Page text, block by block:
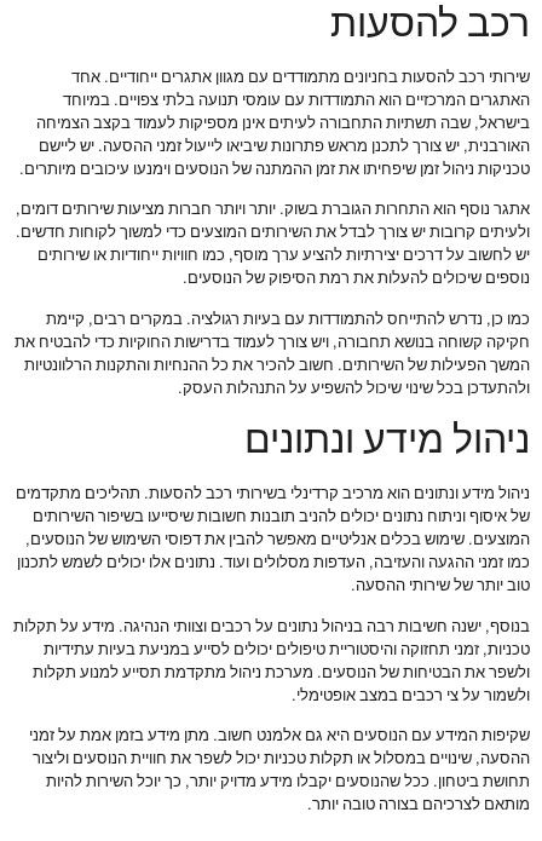
רכב להסעות
שירותי רכב להסעות בחניונים מתמודדים עם מגוון אתגרים ייחודיים. אחד
האתגרים המרכזיים הוא התמודדות עם עומסי תנועה בלתי צפויים. במיוחד
בישראל, שבה תשתיות התחבורה לעיתים אינן מספיקות לעמוד בקצב הצמיחה
האורבנית, יש צורך לתכנן מראש פתרונות שיביאו לייעול זמני ההסעה. יש ליישם
טכניקות ניהול זמן שיפחיתו את זמן ההמתנה של הנוסעים וימנעו עיכובים מיותרים.
אתגר נוסף הוא התחרות הגוברת בשוק. יותר ויותר חברות מציעות שירותים דומים,
ולעיתים קרובות יש צורך לבדל את השירותים המוצעים כדי למשוך לקוחות חדשים.
יש לחשוב על דרכים יצירתיות להציע ערך מוסף, כמו חוויות ייחודיות או שירותים
נוספים שיכולים להעלות את רמת הסיפוק של הנוסעים.
כמו כן, נדרש להתייחס להתמודדות עם בעיות רגולציה. במקרים רבים, קיימת
חקיקה קשוחה בנושא תחבורה, ויש צורך לעמוד בדרישות החוקיות כדי להבטיח את
המשך הפעילות של השירותים. חשוב להכיר את כל ההנחיות והתקנות הרלוונטיות
ולהתעדכן בכל שינוי שיכול להשפיע על התנהלות העסק.
ניהול מידע ונתונים
ניהול מידע ונתונים הוא מרכיב קרדינלי בשירותי רכב להסעות. תהליכים מתקדמים
של איסוף וניתוח נתונים יכולים להניב תובנות חשובות שיסייעו בשיפור השירותים
המוצעים. שימוש בכלים אנליטיים מאפשר להבין את דפוסי השימוש של הנוסעים,
כמו זמני ההגעה והעזיבה, העדפות מסלולים ועוד. נתונים אלו יכולים לשמש לתכנון
טוב יותר של שירותי ההסעה.
בנוסף, ישנה חשיבות רבה בניהול נתונים על רכבים וצוותי הנהיגה. מידע על תקלות
טכניות, זמני תחזוקה והיסטוריית טיפולים יכולים לסייע במניעת בעיות עתידיות
ולשפר את הבטיחות של הנוסעים. מערכת ניהול מתקדמת תסייע למנוע תקלות
ולשמור על צי רכבים במצב אופטימלי.
שקיפות המידע עם הנוסעים היא גם אלמנט חשוב. מתן מידע בזמן אמת על זמני
ההסעה, שינויים במסלול או תקלות טכניות יכול לשפר את חוויית הנוסעים וליצור
תחושת ביטחון. ככל שהנוסעים יקבלו מידע מדויק יותר, כך יוכל השירות להיות
מותאם לצרכיהם בצורה טובה יותר.